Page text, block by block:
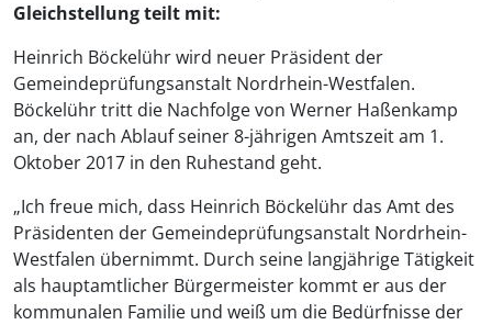
Gleichstellung teilt mit:
Heinrich Böckelühr wird neuer Präsident der
Gemeindeprüfungsanstalt Nordrhein-Westfalen.
Böckelühr tritt die Nachfolge von Werner Haßenkamp
an, der nach Ablauf seiner 8-jährigen Amtszeit am 1.
Oktober 2017 in den Ruhestand geht.
„Ich freue mich, dass Heinrich Böckelühr das Amt des
Präsidenten der Gemeindeprüfungsanstalt Nordrhein-
Westfalen übernimmt. Durch seine langjährige Tätigkeit
als hauptamtlicher Bürgermeister kommt er aus der
kommunalen Familie und weiß um die Bedürfnisse der